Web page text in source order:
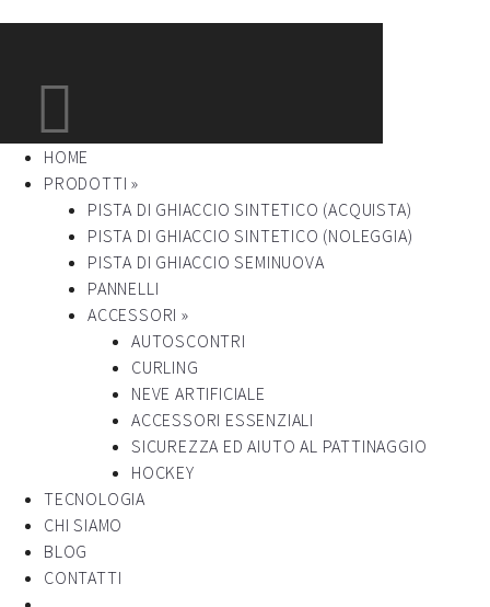
HOME
PRODOTTI »
PISTA DI GHIACCIO SINTETICO (ACQUISTA)
PISTA DI GHIACCIO SINTETICO (NOLEGGIA)
PISTA DI GHIACCIO SEMINUOVA
PANNELLI
ACCESSORI »
AUTOSCONTRI
CURLING
NEVE ARTIFICIALE
ACCESSORI ESSENZIALI
SICUREZZA ED AIUTO AL PATTINAGGIO
HOCKEY
TECNOLOGIA
CHI SIAMO
BLOG
CONTATTI